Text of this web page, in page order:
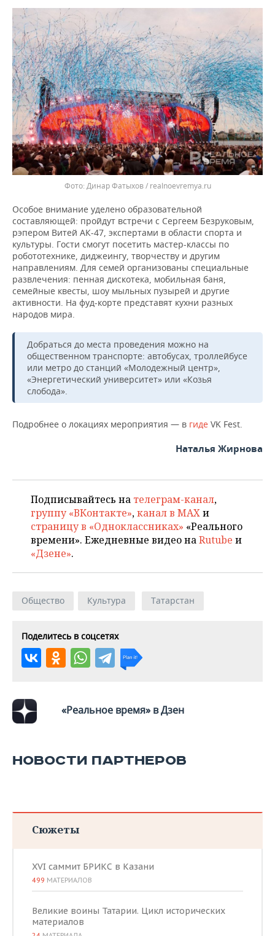
Динар Фатыхов / realnoevremya.ru
Особое внимание уделено образовательной
составляющей: пройдут встречи с Сергеем Безруковым,
рэпером Витей АК-47, экспертами в области спорта и
культуры. Гости смогут посетить мастер-классы по
робототехнике, диджеингу, творчеству и другим
направлениям. Для семей организованы специальные
развлечения: пенная дискотека, мобильная баня,
семейные квесты, шоу мыльных пузырей и другие
активности. На фуд-корте представят кухни разных
народов мира.
Добраться до места проведения можно на
общественном транспорте: автобусах, троллейбусе
или метро до станций «Молодежный центр»,
«Энергетический университет» или «Козья
слобода».
Подробнее о локациях мероприятия — в гиде VK Fest.
Наталья Жирнова
Подписывайтесь на телеграм-канал,
группу «ВКонтакте»,канал в MAXи
страницу в «Одноклассниках» «Реального
времени». Ежедневные видео наRutube и
«Дзене».
Общество Культура Татарстан
Поделитесь в соцсетях
«Реальное время» в Дзен
НОВОСТИ ПАРТНЕРОВ
Сюжеты
XVI саммит БРИКС в Казани
499 МАТЕРИАЛОВ
Великие воины Татарии. Цикл исторических
материалов